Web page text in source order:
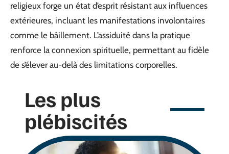
religieux forge un état d’esprit résistant aux influences
extérieures, incluant les manifestations involontaires
comme le bâillement. L’assiduité dans la pratique
renforce la connexion spirituelle, permettant au fidèle
de s’élever au-delà des limitations corporelles.
Les plus
plébiscités